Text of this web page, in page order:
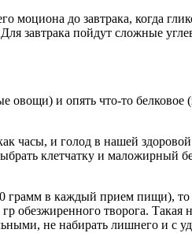
моциона до завтрака, когда
завтрака пойдут сложные
овощи) и опять что-то белковое
часы, и голод в нашей
клетчатку и маложирный
грамм в каждый прием пищи), то
обезжиренного творога. Такая
не набирать лишнего и с